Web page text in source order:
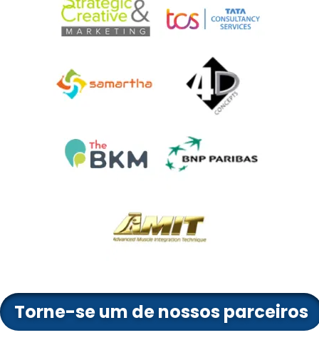
Torne-se um de nossos parceiros